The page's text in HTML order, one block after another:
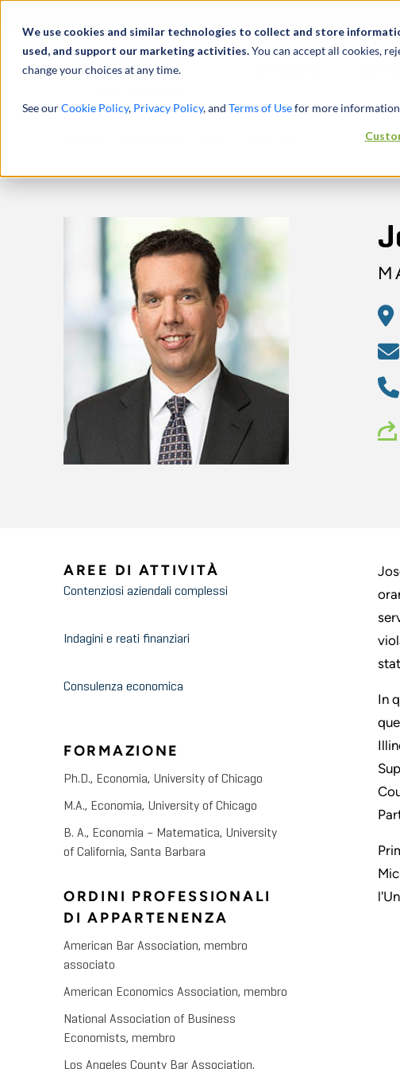
We use cookies and similar technologies to collect and store
used, and support our marketing activities.You can accept all cookies,
change your choices at any time.
See ourCookie Policy, Privacy Policy, and Terms of Usefor more
In
AREE DI ATTIVITÀ
Contenziosi aziendali complessi
Indagini e reati finanziari
Consulenza economica
FORMAZIONE
Ph.D., Economia, University of Chicago
M.A., Economia, University of Chicago
B. A., Economia – Matematica, University
of California, Santa Barbara
ORDINI PROFESSIONALI
DI APPARTENENZA
American Bar Association, membro
associato
American Economics Association, membro
National Association of Business
Economists, membro
Los Angeles County Bar Association,